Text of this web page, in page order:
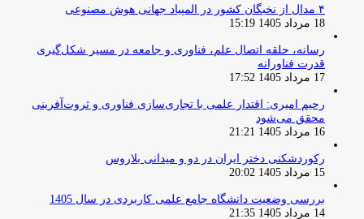
۴ مدال از نخبگان کشور در المپیاد جهانی هوش مصنوعی
18 مرداد 1405 15:19
رسانه، حلقه اتصال علم، فناوری و جامعه در مسیر شکل‌گیری
قدرت فناورانه
17 مرداد 1405 17:52
رحیم امیری: اقتدار علمی با تجاری‌سازی فناوری و ثروت‌آفرینی
محقق می‌شود
16 مرداد 1405 21:21
رکوردشکنی دختر ایران در دو و میدانی بلاروس
15 مرداد 1405 20:02
بررسی وضعیت دانشگاه جامع علمی کاربردی در سال 1405
14 مرداد 1405 21:35